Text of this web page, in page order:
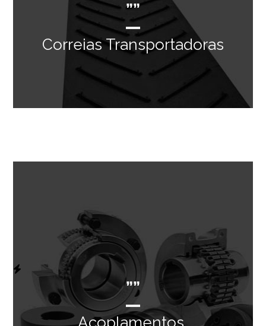
””
Correias Transportadoras
””
Acoplamentos